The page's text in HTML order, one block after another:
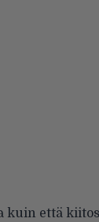
kuin että